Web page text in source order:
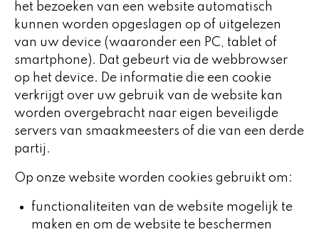
het bezoeken van een website automatisch
kunnen worden opgeslagen op of uitgelezen
van uw device (waaronder een PC, tablet of
smartphone). Dat gebeurt via de webbrowser
op het device. De informatie die een cookie
verkrijgt over uw gebruik van de website kan
worden overgebracht naar eigen beveiligde
servers van smaakmeesters of die van een derde
partij.
Op onze website worden cookies gebruikt om:
functionaliteiten van de website mogelijk te
maken en om de website te beschermen